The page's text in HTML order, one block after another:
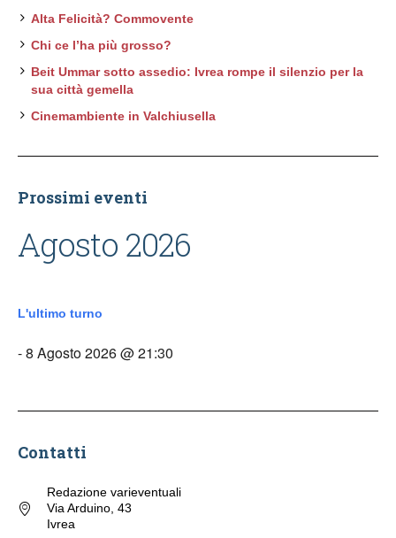
Alta Felicità? Commovente
Chi ce l’ha più grosso?
Beit Ummar sotto assedio: Ivrea rompe il silenzio per la
sua città gemella
Cinemambiente in Valchiusella
Prossimi eventi
Agosto 2026
L'ultimo turno
- 8 Agosto 2026 @ 21:30
Contatti
Redazione varieventuali
Via Arduino, 43
Ivrea